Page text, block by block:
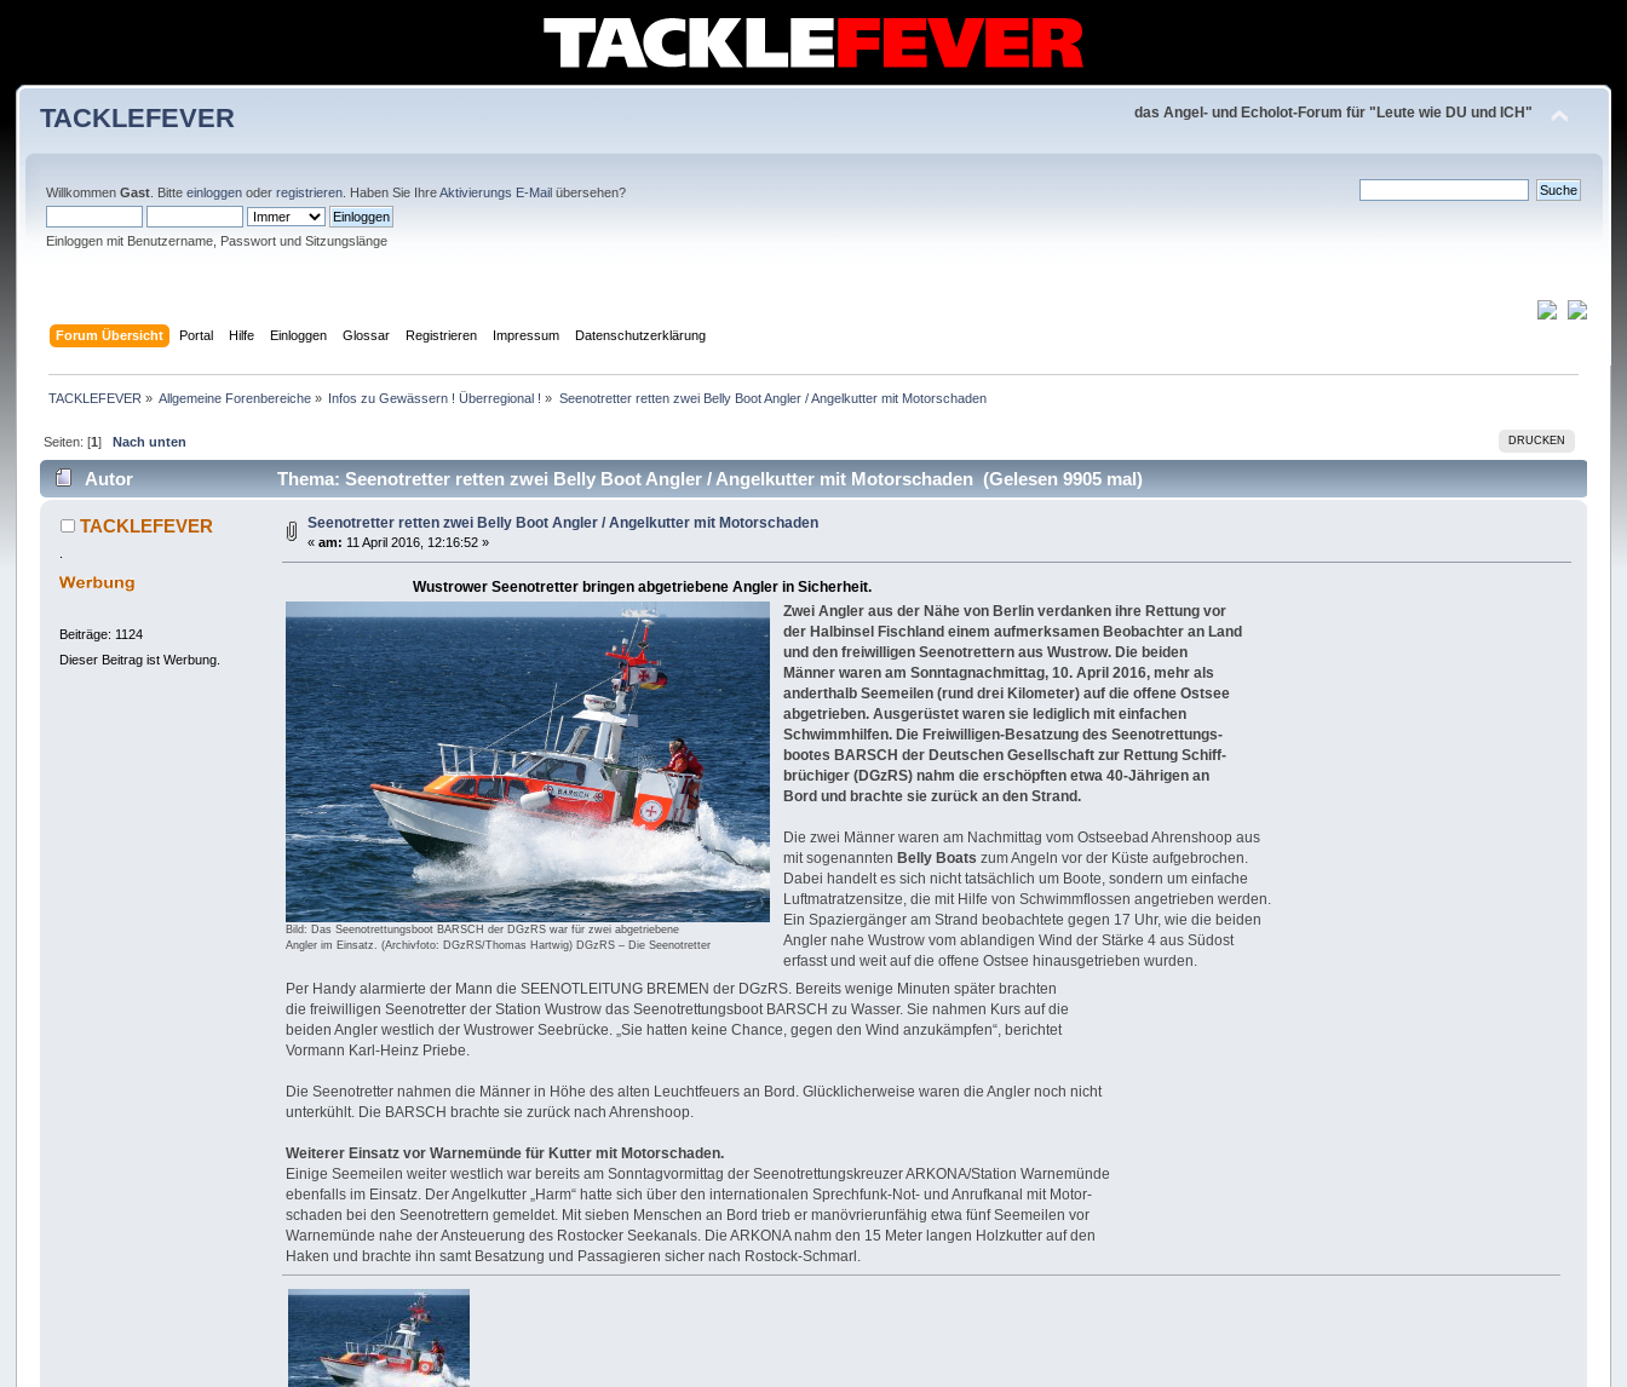
TACKLEFEVER das Angel- und Echolot-Forum für "Leute wie DU und ICH"
WillkommenGast . Bitteeinloggen oderregistrieren . Haben Sie IhreAktivierungs E-Mail übersehen?
Einloggen mit Benutzername, Passwort und Sitzungslänge
Forum Übersicht Portal Hilfe Einloggen Glossar Registrieren Impressum Datenschutzerklärung
TACKLEFEVER » Allgemeine Forenbereiche » Infos zu Gewässern ! Überregional ! » Seenotretter retten zwei Belly Boot Angler / Angelkutter mit Motorschaden
DRUCKEN
Seiten: [1] Nach unten
Autor Thema: Seenotretter retten zwei Belly Boot Angler / Angelkutter mit Motorschaden (Gelesen 9905 mal)
TACKLEFEVER
Beiträge: 1124
Dieser Beitrag ist Werbung.
Seenotretter retten zwei Belly Boot Angler / Angelkutter mit Motorschaden
«am: 11 April 2016, 12:16:52 »
Wustrower Seenotretter bringen abgetriebene Angler in Sicherheit.
Bild: Das Seenotrettungsboot BARSCH der DGzRS war für zwei abgetriebene
Angler im Einsatz. (Archivfoto: DGzRS/Thomas Hartwig) DGzRS – Die Seenotretter
Zwei Angler aus der Nähe von Berlin verdanken ihre Rettung vor
der Halbinsel Fischland einem aufmerksamen Beobachter an Land
und den freiwilligen Seenotrettern aus Wustrow. Die beiden
Männer waren am Sonntagnachmittag, 10. April 2016, mehr als
anderthalb Seemeilen (rund drei Kilometer) auf die offene Ostsee
abgetrieben. Ausgerüstet waren sie lediglich mit einfachen
Schwimmhilfen. Die Freiwilligen-Besatzung des Seenotrettungs-
bootes BARSCH der Deutschen Gesellschaft zur Rettung Schiff-
brüchiger (DGzRS) nahm die erschöpften etwa 40-Jährigen an
Bord und brachte sie zurück an den Strand.
Die zwei Männer waren am Nachmittag vom Ostseebad Ahrenshoop aus
mit sogenannten Belly Boats zum Angeln vor der Küste aufgebrochen.
Dabei handelt es sich nicht tatsächlich um Boote, sondern um einfache
Luftmatratzensitze, die mit Hilfe von Schwimmflossen angetrieben werden.
Ein Spaziergänger am Strand beobachtete gegen 17 Uhr, wie die beiden
Angler nahe Wustrow vom ablandigen Wind der Stärke 4 aus Südost
erfasst und weit auf die offene Ostsee hinausgetrieben wurden.
Per Handy alarmierte der Mann die SEENOTLEITUNG BREMEN der DGzRS. Bereits wenige Minuten später brachten
die freiwilligen Seenotretter der Station Wustrow das Seenotrettungsboot BARSCH zu Wasser. Sie nahmen Kurs auf die
beiden Angler westlich der Wustrower Seebrücke. „Sie hatten keine Chance, gegen den Wind anzukämpfen“, berichtet
Vormann Karl-Heinz Priebe.
Die Seenotretter nahmen die Männer in Höhe des alten Leuchtfeuers an Bord. Glücklicherweise waren die Angler noch nicht
unterkühlt. Die BARSCH brachte sie zurück nach Ahrenshoop.
Weiterer Einsatz vor Warnemünde für Kutter mit Motorschaden.
Einige Seemeilen weiter westlich war bereits am Sonntagvormittag der Seenotrettungskreuzer ARKONA/Station Warnemünde
ebenfalls im Einsatz. Der Angelkutter „Harm“ hatte sich über den internationalen Sprechfunk-Not- und Anrufkanal mit Motor-
schaden bei den Seenotrettern gemeldet. Mit sieben Menschen an Bord trieb er manövrierunfähig etwa fünf Seemeilen vor
Warnemünde nahe der Ansteuerung des Rostocker Seekanals. Die ARKONA nahm den 15 Meter langen Holzkutter auf den
Haken und brachte ihn samt Besatzung und Passagieren sicher nach Rostock-Schmarl.